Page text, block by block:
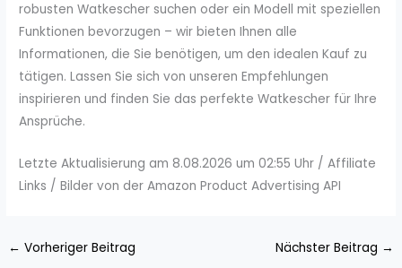
robusten Watkescher suchen oder ein Modell mit speziellen
Funktionen bevorzugen – wir bieten Ihnen alle
Informationen, die Sie benötigen, um den idealen Kauf zu
tätigen. Lassen Sie sich von unseren Empfehlungen
inspirieren und finden Sie das perfekte Watkescher für Ihre
Ansprüche.
Letzte Aktualisierung am 8.08.2026 um 02:55 Uhr / Affiliate
Links / Bilder von der Amazon Product Advertising API
← Vorheriger Beitrag Nächster Beitrag →